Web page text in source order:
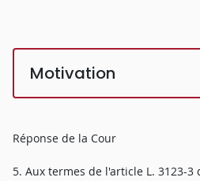
Motivation
Réponse de la Cour
5. Aux termes de l'article L. 3123-